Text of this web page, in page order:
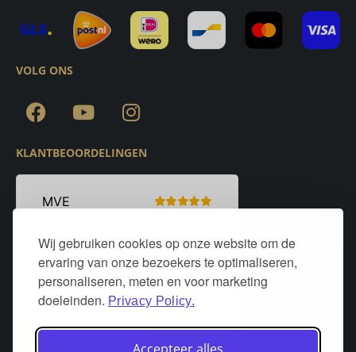
Wij gebruiken cookies op onze website om de
ervaring van onze bezoekers te optimaliseren,
personaliseren, meten en voor marketing
doeleinden. Privacy Policy.
VOLG ONS
KLANTBEOORDELINGEN